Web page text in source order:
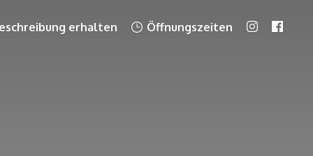
erhalten Öffnungszeiten